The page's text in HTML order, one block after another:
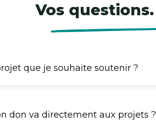
Vos questions.
que je souhaite soutenir ?
don va directement aux projets ?